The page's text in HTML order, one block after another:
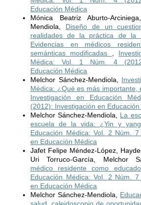
Educación Médica
Mónica Beatriz Aburto-
Mendiola, Diseño de un
realidades de la práctica de la
Evidencias en médicos
semánticas modificadas ,
Médica: Vol. 1 Núm. 4
Educación Médica
Melchor Sánchez-Mendiola,
Médica: ¿Qué es más importante,
Investigación en Educación
(2012): Investigación en
Melchor Sánchez-Mendiola, La
escuela de la vida: ¿Yin y
Educación Médica: Vol. 2 Núm.
en Educación Médica
Jafet Felipe Méndez-López,
Uri Torruco-García, Melchor
médico residente como
Educación Médica: Vol. 2 Núm.
en Educación Médica
Melchor Sánchez-Mendiola,